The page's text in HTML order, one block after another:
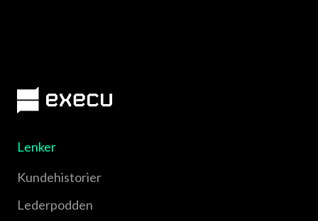
Lenker
Kundehistorier
Lederpodden